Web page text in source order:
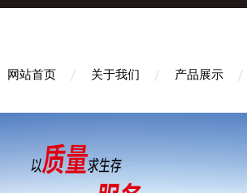
网站首页 关于我们 产品展示